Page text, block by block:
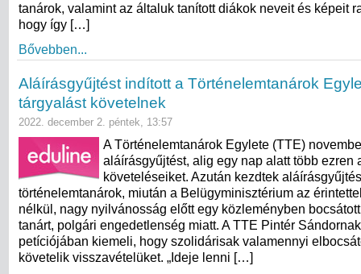
tanárok, valamint az általuk tanított diákok neveit és képeit
hogy így […]
Bővebben...
Aláírásgyűjtést indított a Történelemtanárok
tárgyalást követelnek
2022. december 2. péntek, 13:57
A Történelemtanárok Egylete (TTE)
aláírásgyűjtést, alig egy nap alatt több ezren
követeléseiket. Azután kezdtek
történelemtanárok, miután a Belügyminisztérium az
nélkül, nagy nyilvánosság előtt egy közleményben
tanárt, polgári engedetlenség miatt. A TTE Pintér
petíciójában kiemeli, hogy szolidárisak valamennyi
követelik visszavételüket. „Ideje lenni […]